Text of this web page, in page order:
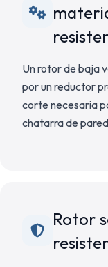
Un rotor de baja
por un reductor
corte necesaria
chatarra de
Rotor